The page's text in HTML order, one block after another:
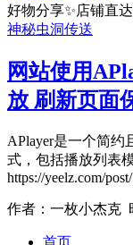
好物分享✨店铺直达
神秘虫洞传送
网站使用
放 刷新页面
APlayer是一个简
式，包括播放列表
https://yeelz.com/
作者：一枚小杰克
首页